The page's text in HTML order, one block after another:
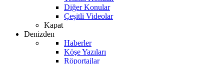
Diğer Konular
Çeşitli Videolar
Kapat
Denizden
Haberler
Köşe Yazıları
Röportajlar